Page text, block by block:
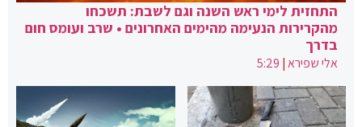
התחזית לימי ראש השנה וגם לשבת: תשכחו
מהקרירות הנעימה מהימים האחרונים • שרב ועומס חום
בדרך
אלי שפירא|
5:29